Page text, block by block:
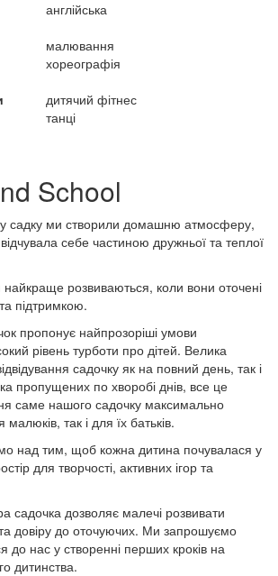
англійська
малювання
хореографія
дитячий фітнес
танці
School
садку ми створили домашню атмосферу,
себе частиною дружньої та теплої
розвиваються, коли вони оточені
підтримкою.
пропонує найпрозоріші умови
рівень турботи про дітей. Велика
відвідування садочку як на повний день, так і
пропущених по хворобі днів, все це
саме нашого садочку максимально
так і для їх батьків.
над тим, щоб кожна дитина почувалася у
для творчості, активних ігор та
садочка дозволяє малечі розвивати
та довіру до оточуючих. Ми запрошуємо
до нас у створенні перших кроків на
дитинства.